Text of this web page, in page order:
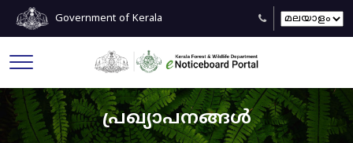
Government of Kerala
പ്രഖ്യാപനങ്ങൾ